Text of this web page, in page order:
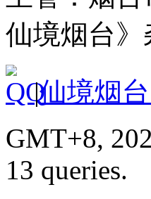
仙境烟台》
|仙境烟
GMT+8,
13 queries.